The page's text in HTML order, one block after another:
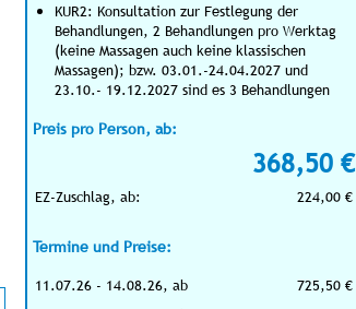
KUR2: Konsultation zur Festlegung der
Behandlungen, 2 Behandlungen pro Werktag
(keine Massagen auch keine klassischen
Massagen); bzw. 03.01.-24.04.2027 und
23.10.- 19.12.2027 sind es 3 Behandlungen
Preis pro Person, ab:
368,50 €
EZ-Zuschlag, ab: 224,00 €
Termine und Preise:
11.07.26 - 14.08.26, ab
725,50 €